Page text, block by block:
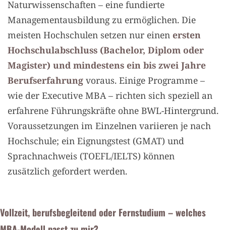
Naturwissenschaften – eine fundierte
Managementausbildung zu ermöglichen. Die
meisten Hochschulen setzen nur einen ersten
Hochschulabschluss (Bachelor, Diplom oder
Magister) und mindestens ein bis zwei Jahre
Berufserfahrung voraus. Einige Programme –
wie der Executive MBA – richten sich speziell an
erfahrene Führungskräfte ohne BWL-Hintergrund.
Voraussetzungen im Einzelnen variieren je nach
Hochschule; ein Eignungstest (GMAT) und
Sprachnachweis (TOEFL/IELTS) können
zusätzlich gefordert werden.
Vollzeit, berufsbegleitend oder Fernstudium – welches